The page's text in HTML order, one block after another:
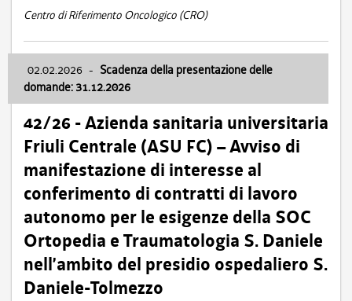
Centro di Riferimento Oncologico (CRO)
02.02.2026 - Scadenza della presentazione delle
domande: 31.12.2026
42/26 - Azienda sanitaria universitaria
Friuli Centrale (ASU FC) – Avviso di
manifestazione di interesse al
conferimento di contratti di lavoro
autonomo per le esigenze della SOC
Ortopedia e Traumatologia S. Daniele
nell’ambito del presidio ospedaliero S.
Daniele-Tolmezzo